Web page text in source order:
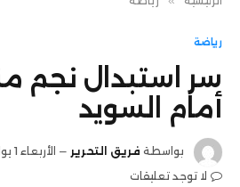
رياضة
سر استبدال نجم
أمام السويد
بواسطة فريق التحرير
الأربعاء 1 يوليو 4:46 م
لا توجد تعليقات